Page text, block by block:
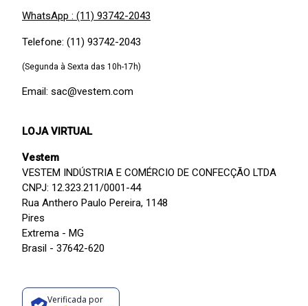
WhatsApp : (11) 93742-2043
Telefone: (11) 93742-2043
(Segunda à Sexta das 10h-17h)
Email: sac@vestem.com
LOJA VIRTUAL
Vestem
VESTEM INDÚSTRIA E COMÉRCIO DE CONFECÇÃO LTDA
CNPJ: 12.323.211/0001-44
Rua Anthero Paulo Pereira, 1148
Pires
Extrema - MG
Brasil - 37642-620
Verificada por